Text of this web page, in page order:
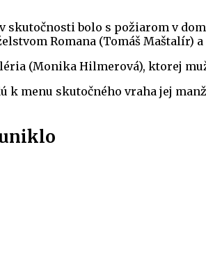
skutočnosti bolo s požiarom v
Romana (Tomáš Maštalír) a
(Monika Hilmerová), ktorej
k menu skutočného vraha jej